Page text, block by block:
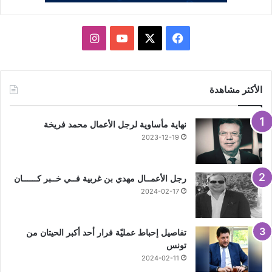
فيسبوك يوتيوبانستقرام
الأكثر مشاهدة
نهاية مأساوية لرجل الأعمال محمد فريخة
2023-12-19
رجل الأعمــال مهدي بن غربية فــي خــبر كــــــان
2024-02-17
تفاصيل إحباط عمليّة فرار أحد أكبر الحيتان من
تونس
2024-02-11